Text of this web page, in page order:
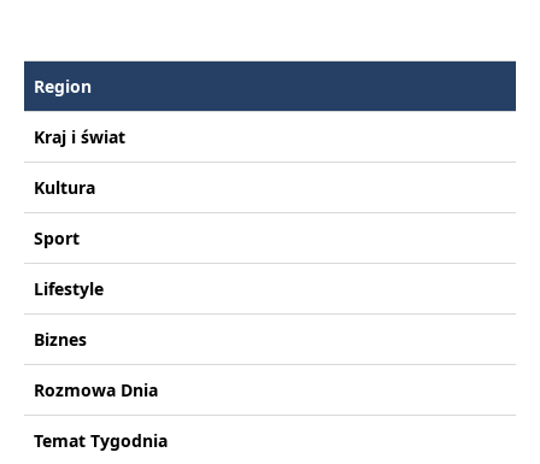
Region
Kraj i świat
Kultura
Sport
Lifestyle
Biznes
Rozmowa Dnia
Temat Tygodnia